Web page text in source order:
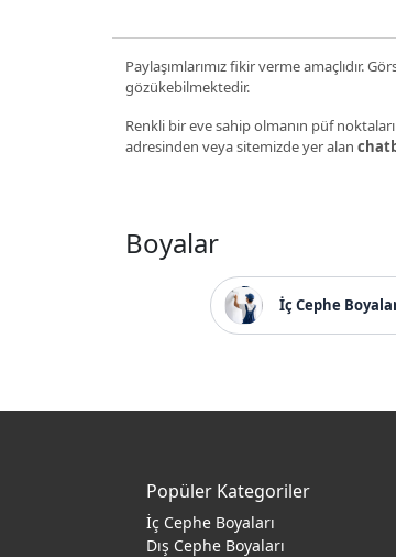
Paylaşımlarımız fikir verme amaçlıdır.
gözükebilmektedir.
Renkli bir eve sahip olmanın püf
adresinden veya sitemizde yer alan
Boyalar
İç Cephe
Popüler Kategoriler
İç Cephe Boyaları
Dış Cephe Boyaları